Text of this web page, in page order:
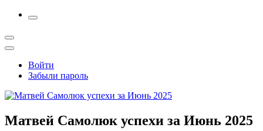
More
Открыть
поиск
Профиль
Войти
Забыли пароль
Матвей Самолюк успехи за Июнь 2025